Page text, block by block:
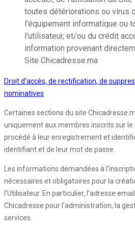
toutes détériorations ou virus
l'équipement informatique ou
l'utilisateur, et/ou du crédit
information provenant
Site Chicadresse.ma
Droit d'accès, de rectification, de
nominatives
Certaines sections du site
uniquement aux membres inscrits sur le
procédé à leur enregistrement et
identifiant et de leur mot de passe.
Les informations demandées à
nécessaires et obligatoires pour la
l'Utilisateur. En particulier, l'adresse
Chicadresse pour l'administration, la
services.